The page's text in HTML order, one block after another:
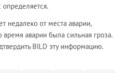
определяется.
недалеко от места аварии,
время аварии была сильная гроза.
BILD эту информацию.